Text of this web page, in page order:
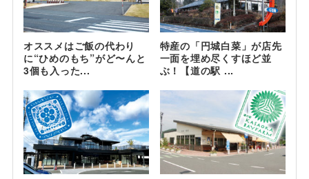
オススメはご飯の代わり
に“ひめのもち”がど〜んと
3個も入った...
特産の「円城白菜」が店先
一面を埋め尽くすほど並
ぶ！【道の駅 ...